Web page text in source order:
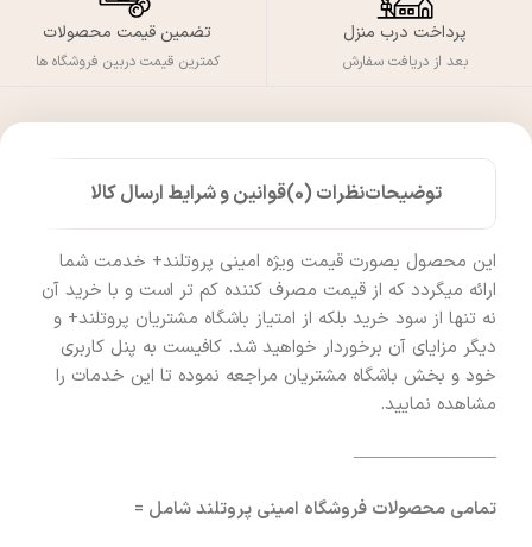
پرداخت درب منزل
بعد از دریافت سفارش
تضمین قیمت محصولات
کمترین قیمت دربین فروشگاه ها
توضیحاتنظرات (0) قوانین و شرایط ارسال کالا
این محصول بصورت قیمت ویژه امینی پروتلند+ خدمت شما
ارائه میگردد که از قیمت مصرف کننده کم تر است و با خرید آن
نه تنها از سود خرید بلکه از امتیاز باشگاه مشتریان پروتلند+ و
دیگر مزایای آن برخوردار خواهید شد. کافیست به پنل کاربری
خود و بخش باشگاه مشتریان مراجعه نموده تا این خدمات را
مشاهده نمایید.
————————
تمامی محصولات فروشگاه امینی پروتلند شامل =